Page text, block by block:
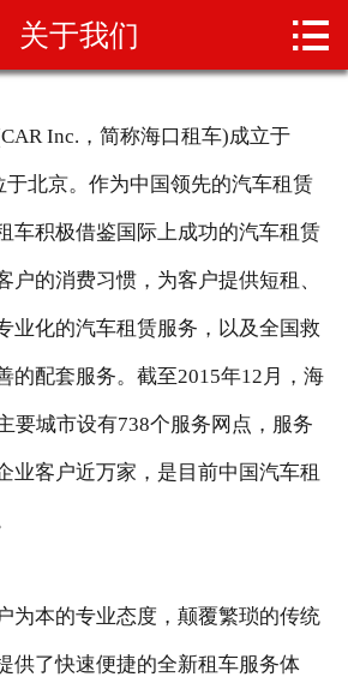
新闻资讯
车辆展示
荣誉资质
在线留言
关于我们 
Inc.，简称海口租车)成立于
于北京。作为中国领先的汽车租赁
车积极借鉴国际上成功的汽车租赁
户的消费习惯，为客户提供短租、
业化的汽车租赁服务，以及全国救
的配套服务。截至2015年12月，海
要城市设有738个服务网点，服务
业客户近万家，是目前中国汽车租
为本的专业态度，颠覆繁琐的传统
供了快速便捷的全新租车服务体